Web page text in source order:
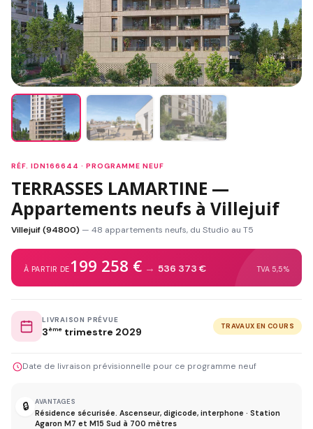
RÉF. IDN166644 · PROGRAMME NEUF
TERRASSES LAMARTINE —
Appartements neufs à Villejuif
Villejuif (94800) — 48 appartements neufs, du Studio au T5
À PARTIR DE 199 258 € → 536 373 € TVA 5,5%
LIVRAISON PRÉVUE
3ème trimestre 2029 TRAVAUX EN COURS
Date de livraison prévisionnelle pour ce programme neuf
🔒 AVANTAGES
Résidence sécurisée. Ascenseur, digicode, interphone · Station
Agaron M7 et M15 Sud à 700 mètres